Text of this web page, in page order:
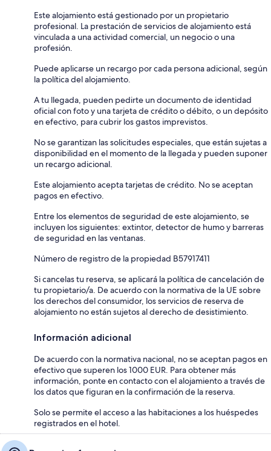
Este alojamiento está gestionado por un propietario
profesional. La prestación de servicios de alojamiento está
vinculada a una actividad comercial, un negocio o una
profesión.
Puede aplicarse un recargo por cada persona adicional, según
la política del alojamiento.
A tu llegada, pueden pedirte un documento de identidad
oficial con foto y una tarjeta de crédito o débito, o un depósito
en efectivo, para cubrir los gastos imprevistos.
No se garantizan las solicitudes especiales, que están sujetas a
disponibilidad en el momento de la llegada y pueden suponer
un recargo adicional.
Este alojamiento acepta tarjetas de crédito. No se aceptan
pagos en efectivo.
Entre los elementos de seguridad de este alojamiento, se
incluyen los siguientes: extintor, detector de humo y barreras
de seguridad en las ventanas.
Número de registro de la propiedad B57917411
Si cancelas tu reserva, se aplicará la política de cancelación de
tu propietario/a. De acuerdo con la normativa de la UE sobre
los derechos del consumidor, los servicios de reserva de
alojamiento no están sujetos al derecho de desistimiento.
Información adicional
De acuerdo con la normativa nacional, no se aceptan pagos en
efectivo que superen los 1000 EUR. Para obtener más
información, ponte en contacto con el alojamiento a través de
los datos que figuran en la confirmación de la reserva.
Solo se permite el acceso a las habitaciones a los huéspedes
registrados en el hotel.